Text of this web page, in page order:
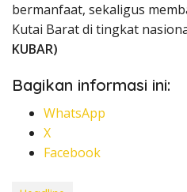
bermanfaat, sekaligus
Kutai Barat di tingkat
KUBAR)
Bagikan informasi ini:
WhatsApp
X
Facebook